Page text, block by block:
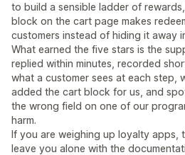
to build a sensible ladder of
block on the cart page makes
customers instead of hiding it away
What earned the five stars is the
replied within minutes, recorded
what a customer sees at each step,
added the cart block for us, and
the wrong field on one of our
harm.
If you are weighing up loyalty apps,
leave you alone with the